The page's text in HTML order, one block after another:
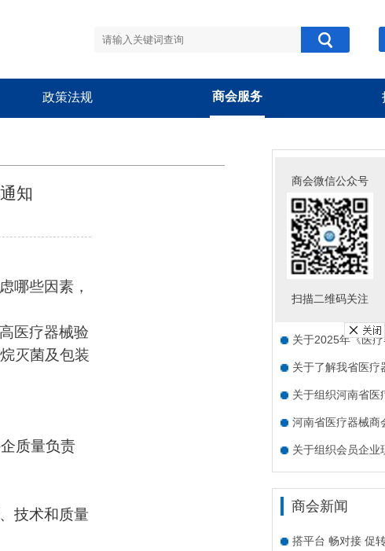
政策法规 商会服务
知
哪些因素，
高 医疗器械验
灭菌及包装
质量负责
技术和质量
关于组织参加“中
关于组织开展“跨
关于新版《医疗器
关于2025年《医
关于了解我省医疗
关于组织河南省医
河南省医疗器械商
关于组织会员企业
商会新闻
搭平台 畅对接 促
商会微信公众号
扫描二维码关注